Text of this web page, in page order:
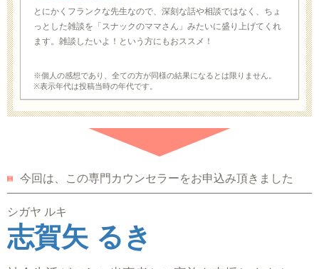
とにかくフランクな先生なので、深刻な話や相談ではなく、ちょ
っとした雑談を「スナックのママさん」みたいに盛り上げてくれ
ます。雑談したいよ！という方にもおススメ！
※個人の感想であり、全ての方が同様の結果になるとは限りません。
※表示年代は投稿当時の年代です。
今回は、この専門カウンセラーをお申込み頂きました
シガヤ ルキ
志賀矢 るき